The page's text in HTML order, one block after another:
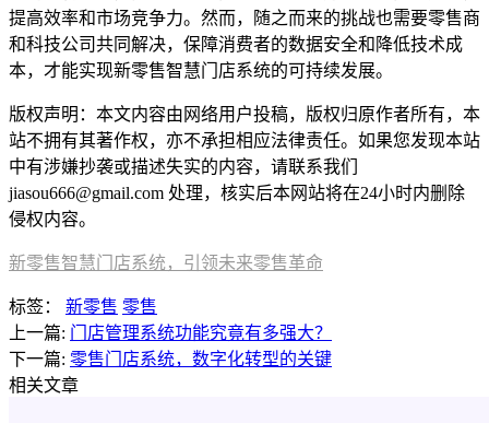
提高效率和市场竞争力。然而，随之而来的挑战也需要零售商
和科技公司共同解决，保障消费者的数据安全和降低技术成
本，才能实现新零售智慧门店系统的可持续发展。
版权声明：本文内容由网络用户投稿，版权归原作者所有，本
站不拥有其著作权，亦不承担相应法律责任。如果您发现本站
中有涉嫌抄袭或描述失实的内容，请联系我们
jiasou666@gmail.com 处理，核实后本网站将在24小时内删除
侵权内容。
新零售智慧门店系统，引领未来零售革命
标签： 新零售 零售
上一篇: 门店管理系统功能究竟有多强大？
下一篇: 零售门店系统，数字化转型的关键
相关文章